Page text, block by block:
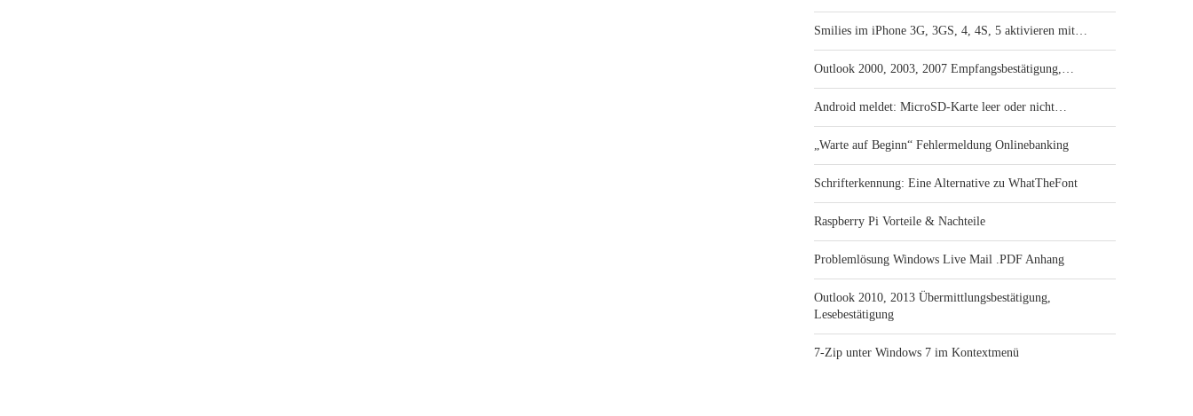
Smilies im iPhone 3G, 3GS, 4, 4S, 5 aktivieren mit…
Outlook 2000, 2003, 2007 Empfangsbestätigung,…
Android meldet: MicroSD-Karte leer oder nicht…
„Warte auf Beginn“ Fehlermeldung Onlinebanking
Schrifterkennung: Eine Alternative zu WhatTheFont
Raspberry Pi Vorteile & Nachteile
Problemlösung Windows Live Mail .PDF Anhang
Outlook 2010, 2013 Übermittlungsbestätigung,
Lesebestätigung
7-Zip unter Windows 7 im Kontextmenü